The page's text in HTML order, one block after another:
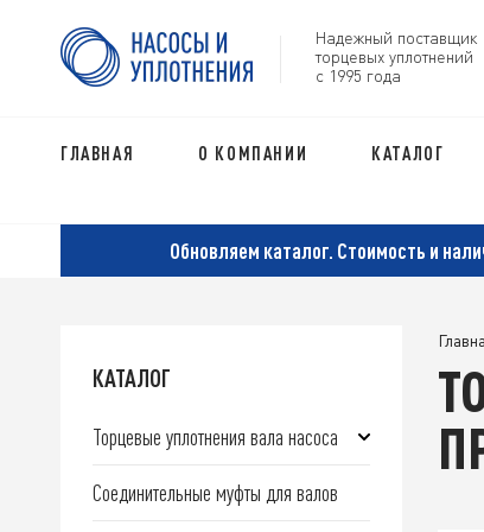
Надежный поставщик
торцевых уплотнений
с 1995 года
ГЛАВНАЯ О КОМПАНИИ КАТАЛОГ
Обновляем каталог. Стоимость и
КАТАЛОГ
Торцевые уплотнения вала насоса
Соединительные муфты для валов